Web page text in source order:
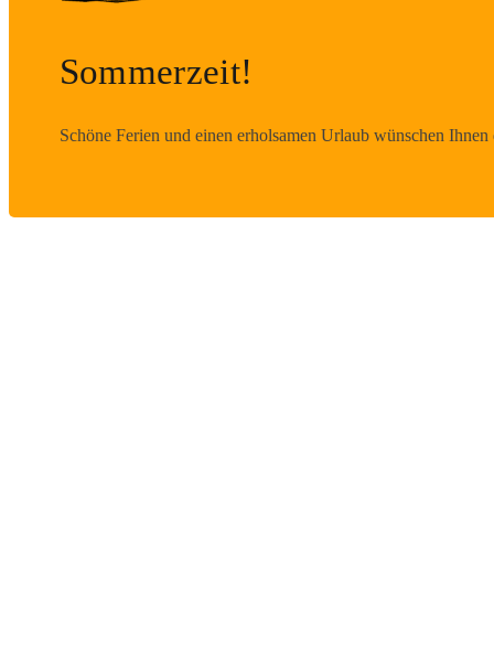
Sommerzeit!
Schöne Ferien und einen erholsamen Urlaub wünschen